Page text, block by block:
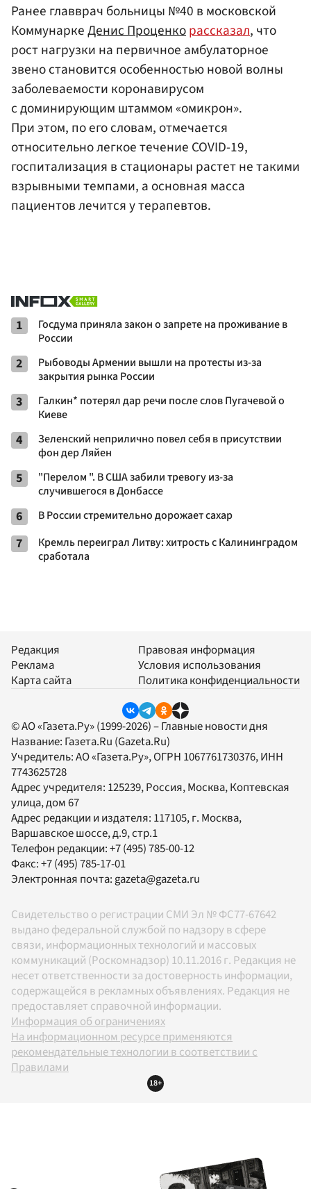
Ранее главврач больницы №40 в московской
КоммунаркеДенис Проценкорассказал, что
рост нагрузки на первичное амбулаторное
звено становится особенностью новой волны
заболеваемости коронавирусом
с доминирующим штаммом «омикрон».
При этом, по его словам, отмечается
относительно легкое течение COVID-19,
госпитализация в стационары растет не такими
взрывными темпами, а основная масса
пациентов лечится у терапевтов.
1
Госдума приняла закон о запрете на проживание в
России
2
Рыбоводы Армении вышли на протесты из-за
закрытия рынка России
3
Галкин* потерял дар речи после слов Пугачевой о
Киеве
4
Зеленский неприлично повел cебя в присутствии
фон дер Ляйен
5
"Перелом ". В США забили тревогу из-за
случившегося в Донбассе
6 В России стремительно дорожает сахар
7
Кремль переиграл Литву: хитрость с Калининградом
сработала
Редакция
Реклама
Карта сайта
Правовая информация
Условия использования
Политика конфиденциальности
© АО «Газета.Ру» (1999-2026) – Главные новости дня
Название: Газета.Ru (Gazeta.Ru)
Учредитель:АО «Газета.Ру», ОГРН 1067761730376, ИНН
7743625728
Адрес учредителя: 125239, Россия, Москва, Коптевская
улица, дом 67
Адрес редакции и издателя: 117105, г. Москва,
Варшавское шоссе, д.9, стр.1
Телефон редакции:+7 (495) 785-00-12
Факс:+7 (495) 785-17-01
Электронная почта:gazeta@gazeta.ru
Свидетельство о регистрации СМИ Эл № ФС77-67642
выдано федеральной службой по надзору в сфере
связи, информационных технологий и массовых
коммуникаций (Роскомнадзор) 10.11.2016 г. Редакция не
несет ответственности за достоверность информации,
содержащейся в рекламных объявлениях. Редакция не
предоставляет справочной информации.
Информация об ограничениях
На информационном ресурсе применяются
рекомендательные технологии в соответствии с
Правилами
18+